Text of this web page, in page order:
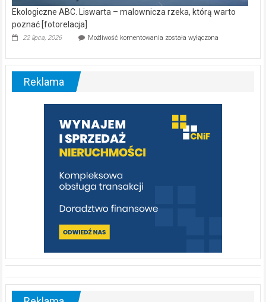
Ekologiczne ABC. Liswarta – malownicza rzeka, którą warto
poznać [fotorelacja]
22 lipca, 2026 Możliwość komentowania Ekologiczne
–
warto
poznać
[fotorelacja]
została wyłączona
Reklama